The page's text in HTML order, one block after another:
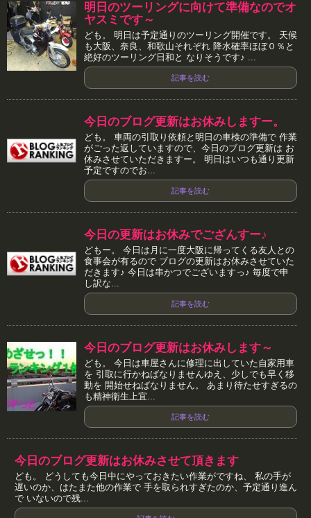
明日のツーリングに向けて準備なのでオ
ヤスミです～
ども。 明日は予定通りのツーリング開催です。 天候
も大阪、奈良、和歌山それぞれ 降水確率ほぼ０％と
絶好のツーリング日和と なりそうです♪ ...
記事を読む
今日のブログ更新はお休みしますー。
ども。 車両の引取り依頼と明日の車検の準備で 作業
がごった返していますので、今日のブログ更新は お
休みさせていただきますー。 明日はいつも通り更新
予定ですのでお...
記事を読む
今日の更新はお休みでござんすー♪
どもー。 今日は月に一度大阪に帰ってくる友人との
食事会が有るので ブログの更新はお休みさせていた
だきます♪ 今日は串かつでございますっ♪ 毎度で申
し訳な...
記事を読む
今日のブログ更新はお休みします～
ども。 今日は車屋さんに修理に出していた自家用車
を 引取に行かねばなりませんゆえ、少しでも早く移
動を 開始せねばなりません。 あまり待たせすぎるの
も精神衛生上宜...
記事を読む
今日のブログ更新はお休みさせて頂きます
ども。 どうしても今日中にやっておきたい作業がですね、 私の手が
遅いのか、はたまた他の作業で 手を取られすぎたのか、予定通り進ん
で いないので残...